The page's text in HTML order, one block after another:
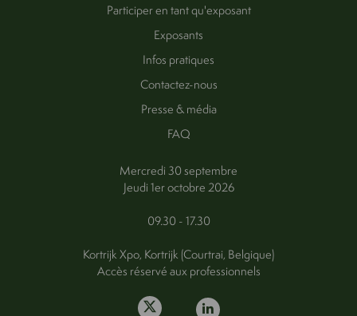
Participer en tant qu'exposant
Exposants
Infos pratiques
Contactez-nous
Presse & média
FAQ
Mercredi 30 septembre
Jeudi 1er octobre 2026
09.30 - 17.30
Kortrijk Xpo, Kortrijk (Courtrai, Belgique)
Accès réservé aux professionnels